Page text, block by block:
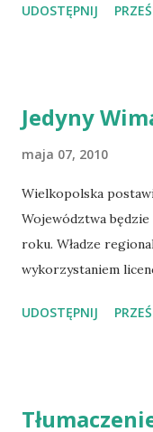
http://
UDOSTĘPNIJ
Jedyny
maja 07, 2010
Wielkopolska
Województwa będzie
roku. Władze
wykorzystaniem
przez INEA, myślę,
marzeń - niestety
UDOSTĘPNIJ